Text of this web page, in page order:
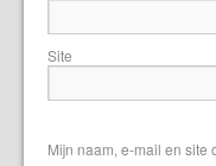
Site
Mijn naam, e-mail en